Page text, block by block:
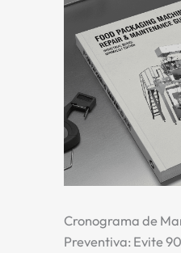
Cronograma de
Preventiva: Evite